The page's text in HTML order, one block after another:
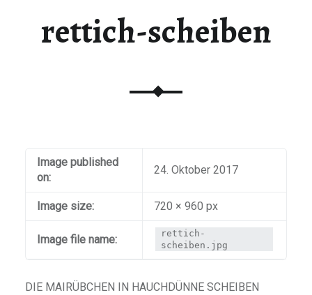
rettich-scheiben
Image published
on:
24. Oktober 2017
Image size: 720 × 960 px
Image file name:
rettich-
scheiben.jpg
DIE MAIRÜBCHEN IN HAUCHDÜNNE SCHEIBEN